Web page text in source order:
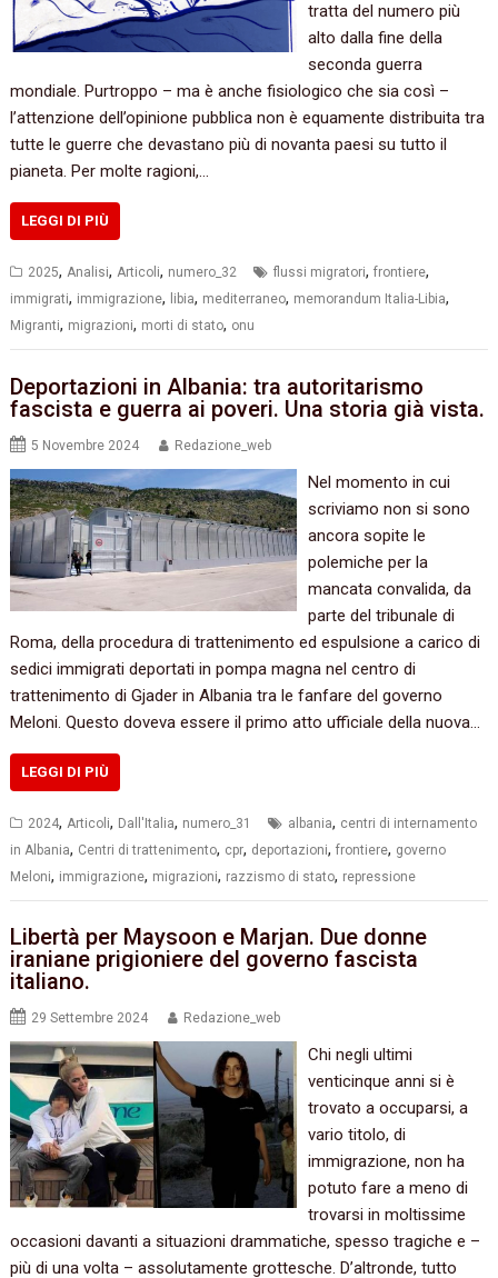
tratta del numero più
alto dalla fine della
seconda guerra
mondiale. Purtroppo – ma è anche fisiologico che sia così –
l’attenzione dell’opinione pubblica non è equamente distribuita tra
tutte le guerre che devastano più di novanta paesi su tutto il
pianeta. Per molte ragioni,…
LEGGI DI PIÙ
2025,Analisi,Articoli, numero_32 flussi migratori,frontiere,
immigrati, immigrazione, libia, mediterraneo, memorandum Italia-Libia,
Migranti, migrazioni, morti di stato, onu
Deportazioni in Albania: tra autoritarismo
fascista e guerra ai poveri. Una storia già vista.
5 Novembre 2024 Redazione_web
Nel momento in cui
scriviamo non si sono
ancora sopite le
polemiche per la
mancata convalida, da
parte del tribunale di
Roma, della procedura di trattenimento ed espulsione a carico di
sedici immigrati deportati in pompa magna nel centro di
trattenimento di Gjader in Albania tra le fanfare del governo
Meloni. Questo doveva essere il primo atto ufficiale della nuova…
LEGGI DI PIÙ
2024, Articoli, Dall'Italia, numero_31 albania, centri di internamento
in Albania, Centri di trattenimento, cpr, deportazioni,frontiere, governo
Meloni, immigrazione, migrazioni, razzismo di stato, repressione
Libertà per Maysoon e Marjan. Due donne
iraniane prigioniere del governo fascista
italiano.
29 Settembre 2024 Redazione_web
Chi negli ultimi
venticinque anni si è
trovato a occuparsi, a
vario titolo, di
immigrazione, non ha
potuto fare a meno di
trovarsi in moltissime
occasioni davanti a situazioni drammatiche, spesso tragiche e –
più di una volta – assolutamente grottesche. D’altronde, tutto